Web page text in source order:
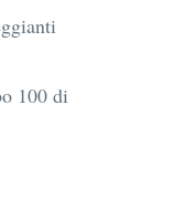
100 di